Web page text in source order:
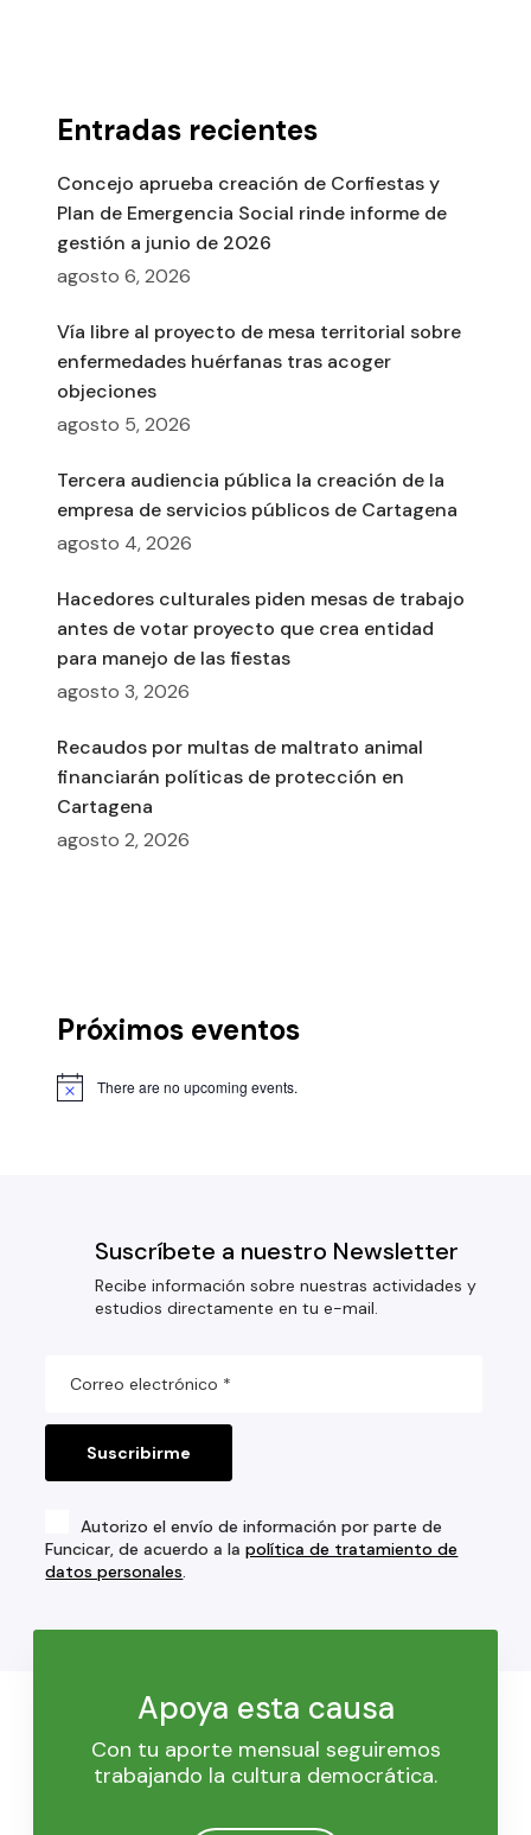
Entradas recientes
Concejo aprueba creación de Corfiestas y
Plan de Emergencia Social rinde informe de
gestión a junio de 2026
agosto 6, 2026
Vía libre al proyecto de mesa territorial sobre
enfermedades huérfanas tras acoger
objeciones
agosto 5, 2026
Tercera audiencia pública la creación de la
empresa de servicios públicos de Cartagena
agosto 4, 2026
Hacedores culturales piden mesas de trabajo
antes de votar proyecto que crea entidad
para manejo de las fiestas
agosto 3, 2026
Recaudos por multas de maltrato animal
financiarán políticas de protección en
Cartagena
agosto 2, 2026
Próximos eventos
There are no upcoming events.
Suscríbete a nuestro Newsletter
Recibe información sobre nuestras actividades y
estudios directamente en tu e-mail.
Autorizo el envío de información por parte de
Funcicar, de acuerdo a lapolítica de tratamiento de
datos personales.
Apoya esta causa
Con tu aporte mensual seguiremos
trabajando la cultura democrática.